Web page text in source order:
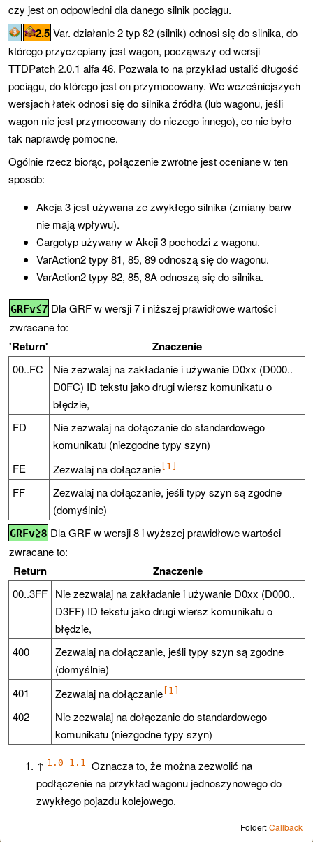
czy jest on odpowiedni dla danego silnik pociągu.
2.5 Var. działanie 2 typ 82 (silnik) odnosi się do silnika, do
którego przyczepiany jest wagon, począwszy od wersji
TTDPatch 2.0.1 alfa 46. Pozwala to na przykład ustalić długość
pociągu, do którego jest on przymocowany. We wcześniejszych
wersjach łatek odnosi się do silnika źródła (lub wagonu, jeśli
wagon nie jest przymocowany do niczego innego), co nie było
tak naprawdę pomocne.
Ogólnie rzecz biorąc, połączenie zwrotne jest oceniane w ten
sposób:
Akcja 3 jest używana ze zwykłego silnika (zmiany barw
nie mają wpływu).
Cargotyp używany w Akcji 3 pochodzi z wagonu.
VarAction2 typy 81, 85, 89 odnoszą się do wagonu.
VarAction2 typy 82, 85, 8A odnoszą się do silnika.
GRFv≤7 Dla GRF w wersji 7 i niższej prawidłowe wartości
zwracane to:
'Return' Znaczenie
00..FC
Nie zezwalaj na zakładanie i używanie D0xx (D000..
D0FC) ID tekstu jako drugi wiersz komunikatu o
błędzie,
FD
Nie zezwalaj na dołączanie do standardowego
komunikatu (niezgodne typy szyn)
FE
Zezwalaj na dołączanie [1]
FF
Zezwalaj na dołączanie, jeśli typy szyn są zgodne
(domyślnie)
GRFv≥8 Dla GRF w wersji 8 i wyższej prawidłowe wartości
zwracane to:
Return Znaczenie
00..3FF Nie zezwalaj na zakładanie i używanie D0xx (D000..
D3FF) ID tekstu jako drugi wiersz komunikatu o
błędzie,
400
Zezwalaj na dołączanie, jeśli typy szyn są zgodne
(domyślnie)
401
Zezwalaj na dołączanie [1]
402
Nie zezwalaj na dołączanie do standardowego
komunikatu (niezgodne typy szyn)
↑ 1.0 1.1 Oznacza to, że można zezwolić na
podłączenie na przykład wagonu jednoszynowego do
zwykłego pojazdu kolejowego.
Folder:Callback